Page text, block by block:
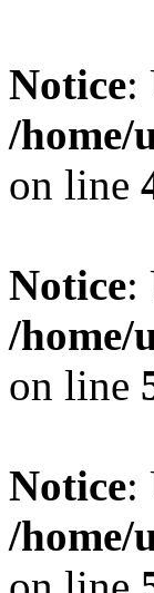
Notice:
/home/
on line
Notice:
/home/
on line
Notice:
/home/